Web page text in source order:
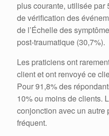
plus courante, utilisée
de vérification des
de l’Échelle des
post-traumatique (30,7%).
Les praticiens ont
client et ont renvoyé ce
Pour 91,8% des
10% ou moins de clients.
conjonction avec un autre
fréquent.